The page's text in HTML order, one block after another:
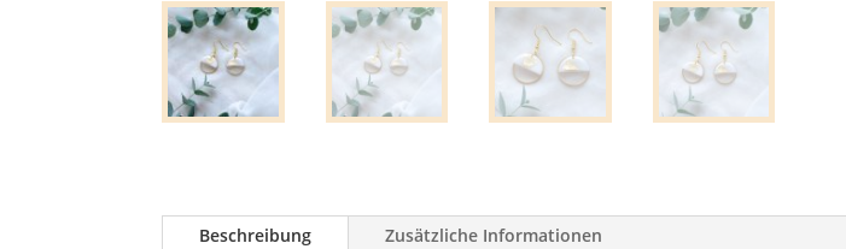
Beschreibung Zusätzliche Informationen